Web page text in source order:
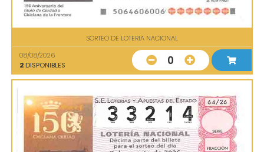
SORTEO DE LOTERIA NACIONAL
08/08/2026
2 DISPONIBLES 0